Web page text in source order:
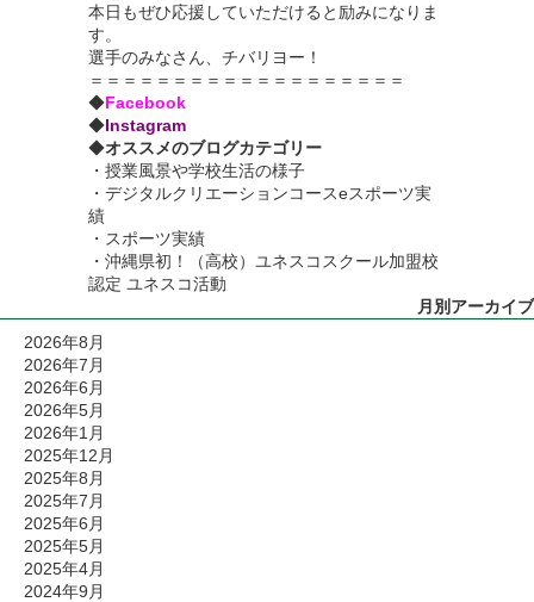
本日もぜひ応援していただけると励みになりま
す。
選手のみなさん、チバリヨー！
＝＝＝＝＝＝＝＝＝＝＝＝＝＝＝＝＝＝＝
◆Facebook
◆Instagram
◆オススメのブログカテゴリー
・ 授業風景や学校生活の様子
・ デジタルクリエーションコースeスポーツ実
績
・ スポーツ実績
・沖縄県初！（高校）ユネスコスクール加盟校
認定 ユネスコ活動
月別アーカイブ
2026年8月
2026年7月
2026年6月
2026年5月
2026年1月
2025年12月
2025年8月
2025年7月
2025年6月
2025年5月
2025年4月
2024年9月